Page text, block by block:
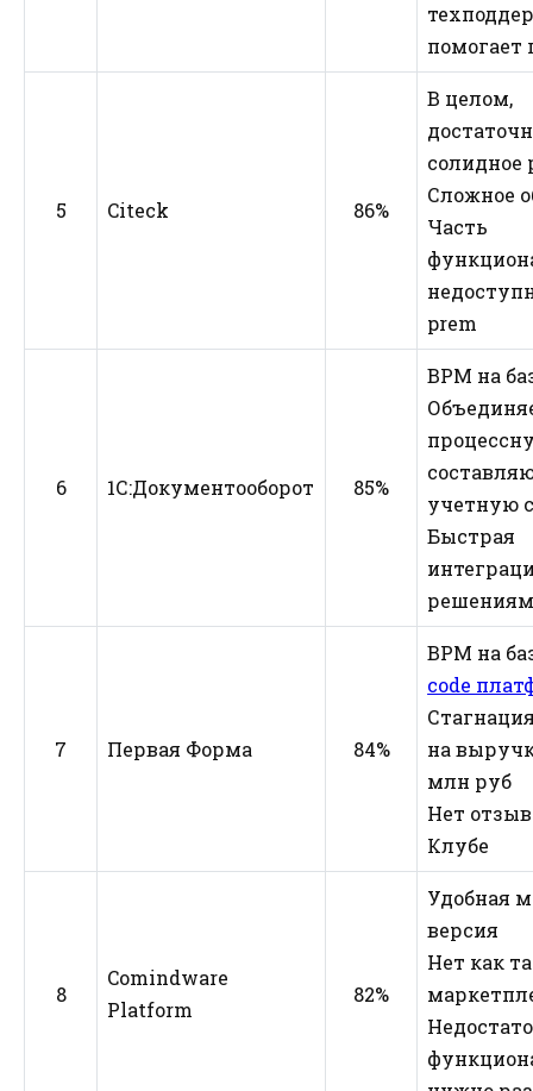
помогает
5 Citeck 86%
В целом,
солидное
Сложное
Часть
prem
6 1С:Документооборот 85%
ВРМ на
учетную
Быстрая
7 Первая Форма 84%
ВРМ на
code
на
млн руб
Нет
Клубе
8
Comindware
Platform
82%
Удобная
версия
Нет как